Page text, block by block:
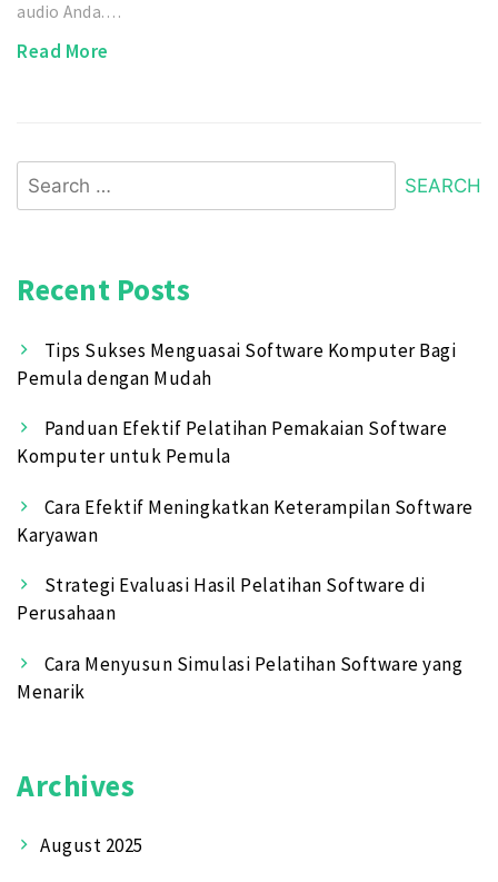
audio Anda.…
Read More
Search
for:
Recent Posts
Tips Sukses Menguasai Software Komputer Bagi
Pemula dengan Mudah
Panduan Efektif Pelatihan Pemakaian Software
Komputer untuk Pemula
Cara Efektif Meningkatkan Keterampilan Software
Karyawan
Strategi Evaluasi Hasil Pelatihan Software di
Perusahaan
Cara Menyusun Simulasi Pelatihan Software yang
Menarik
Archives
August 2025